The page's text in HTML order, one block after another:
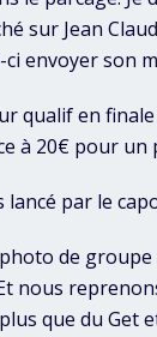
sur Jean
envoyer son
qualif en
à 20€ pour un
par le
de
nous
que du Get